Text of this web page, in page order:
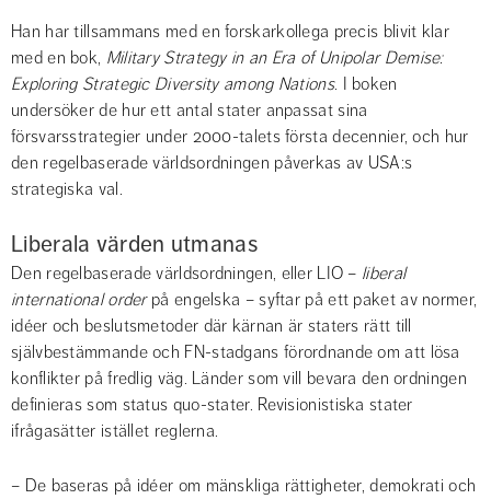
Han har tillsammans med en forskarkollega precis blivit klar
med en bok, Military Strategy in an Era of Unipolar Demise:
Exploring Strategic Diversity among Nations. I boken
undersöker de hur ett antal stater anpassat sina
försvarsstrategier under 2000-talets första decennier, och hur
den regelbaserade världsordningen påverkas av USA:s
strategiska val.
Liberala värden utmanas
Den regelbaserade världsordningen, eller LIO – liberal
international order på engelska – syftar på ett paket av normer,
idéer och beslutsmetoder där kärnan är staters rätt till
självbestämmande och FN-stadgans förordnande om att lösa
konflikter på fredlig väg. Länder som vill bevara den ordningen
definieras som status quo-stater. Revisionistiska stater
ifrågasätter istället reglerna.
– De baseras på idéer om mänskliga rättigheter, demokrati och